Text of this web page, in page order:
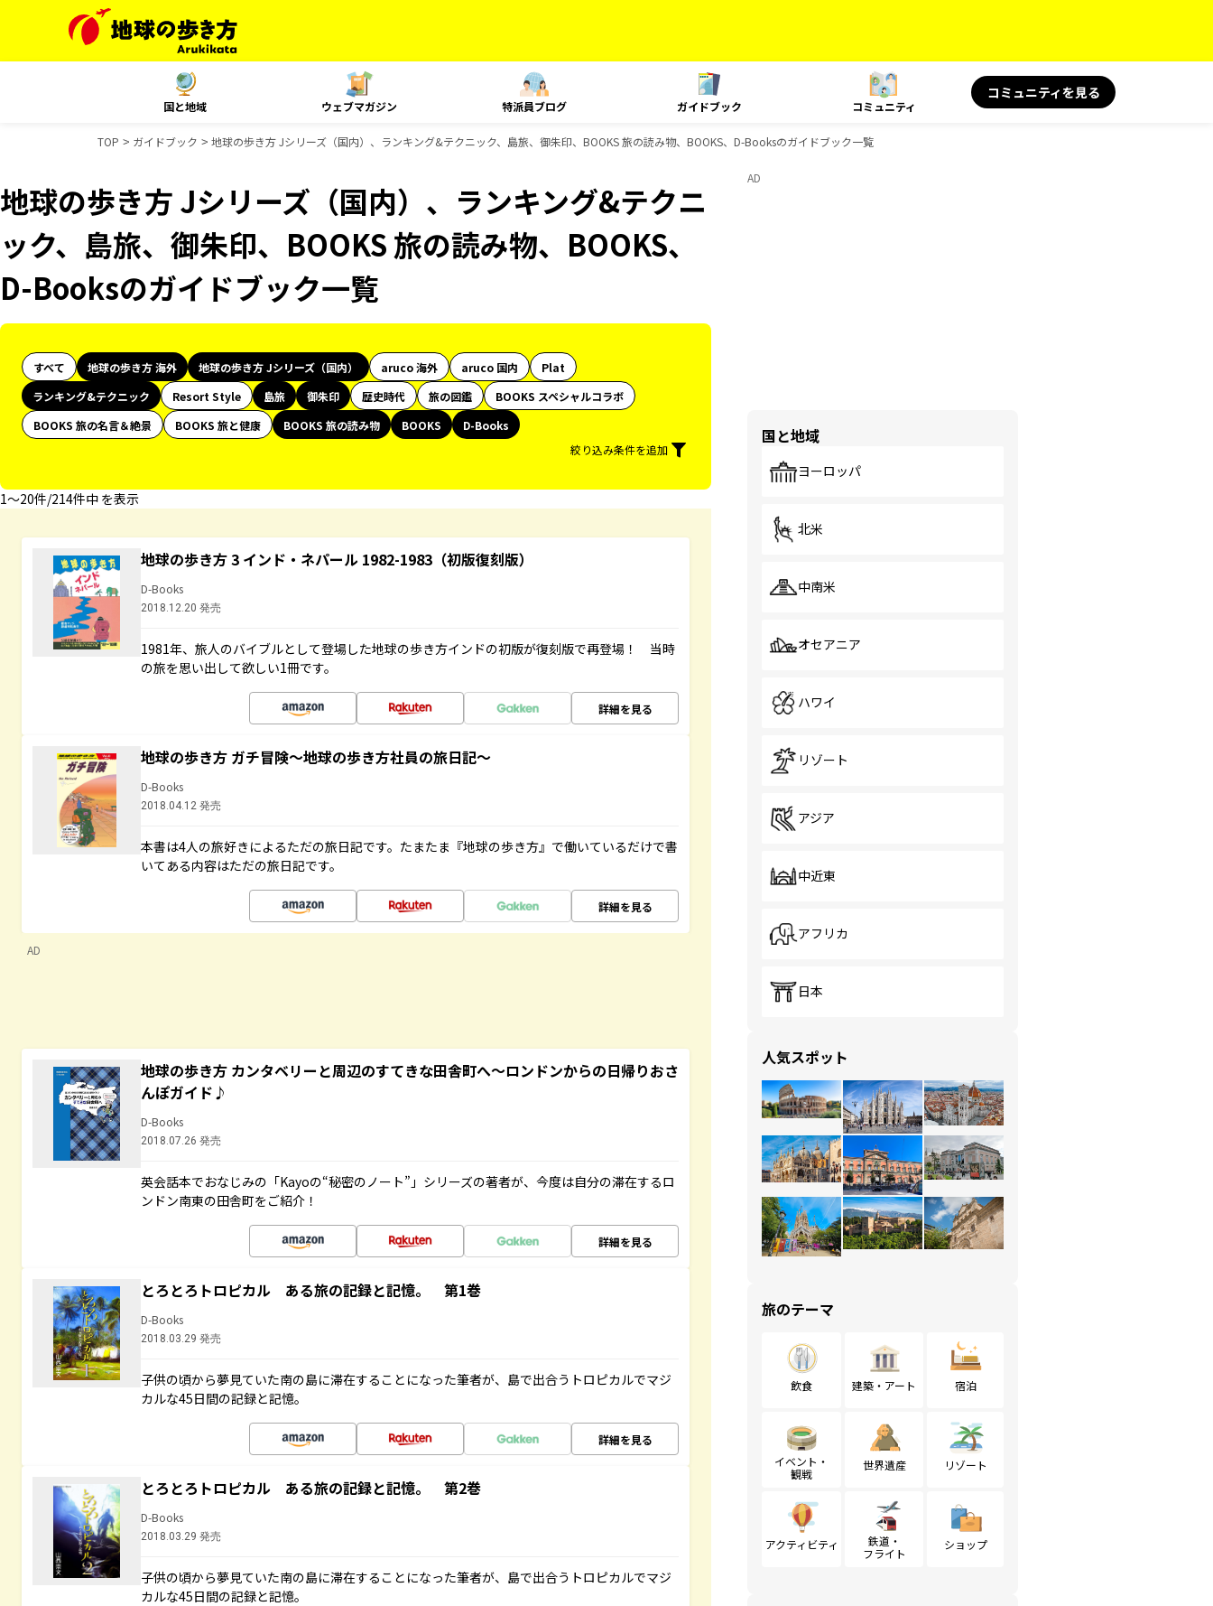
国と地域 ウェブマガジン 特派員ブログ ガイドブック コミュニティ
コミュニティを見る
TOP ガイドブック 地球の歩き方 Jシリーズ（国内）、ランキング&テクニック、島旅、御朱印、BOOKS 旅の読み物、BOOKS、D-Booksのガイドブック一覧
地球の歩き方 Jシリーズ（国内）、ランキング&テクニ
ック、島旅、御朱印、BOOKS 旅の読み物、BOOKS、
D-Booksのガイドブック一覧
すべて 地球の歩き方 海外 地球の歩き方 Jシリーズ（国内） aruco 海外 aruco 国内
Plat
ランキング&テクニック
Resort Style 島旅 御朱印 歴史時代 旅の図鑑
BOOKS スペシャルコラボ
BOOKS 旅の名言＆絶景
BOOKS 旅と健康 BOOKS 旅の読み物 BOOKS
D-Books
絞り込み条件を追加
1〜20件/214件中 を表示
地球の歩き方 3 インド・ネパール 1982-1983（初版復刻版）
D-Books
2018.12.20 発売
1981年、旅人のバイブルとして登場した地球の歩き方インドの初版が復刻版で再登場！ 当時
の旅を思い出して欲しい1冊です。
詳細を見る
地球の歩き方 ガチ冒険～地球の歩き方社員の旅日記～
D-Books
2018.04.12 発売
本書は4人の旅好きによるただの旅日記です。たまたま『地球の歩き方』で働いているだけで書
いてある内容はただの旅日記です。
詳細を見る
AD
地球の歩き方 カンタベリーと周辺のすてきな田舎町へ～ロンドンからの日帰りおさ
んぽガイド♪
D-Books
2018.07.26 発売
英会話本でおなじみの「Kayoの“秘密のノート”」シリーズの著者が、今度は自分の滞在するロ
ンドン南東の田舎町をご紹介！
詳細を見る
とろとろトロピカル ある旅の記録と記憶。 第1巻
D-Books
2018.03.29 発売
子供の頃から夢見ていた南の島に滞在することになった筆者が、島で出合うトロピカルでマジ
カルな45日間の記録と記憶。
詳細を見る
とろとろトロピカル ある旅の記録と記憶。 第2巻
D-Books
2018.03.29 発売
子供の頃から夢見ていた南の島に滞在することになった筆者が、島で出合うトロピカルでマジ
カルな45日間の記録と記憶。
AD
国と地域
ヨーロッパ
北米
中南米
オセアニア
ハワイ
リゾート
アジア
中近東
アフリカ
日本
人気スポット
旅のテーマ
飲食 建築・アート 宿泊
イベント・
観戦
世界遺産 リゾート
アクティビティ
鉄道・
フライト
ショップ